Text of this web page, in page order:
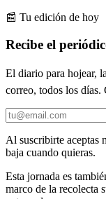
📰 Tu edición de hoy
Recibe el
El diario para hojear,
correo, todos los días.
Al suscribirte aceptas
baja cuando quieras.
Esta jornada es
marco de la recolecta